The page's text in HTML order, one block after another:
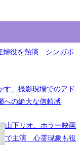
婦役を熱演 シンガポ
す、撮影現場でのアド
への絶大な信頼感
山下リオ、ホラー映画
で主演 心霊現象も役